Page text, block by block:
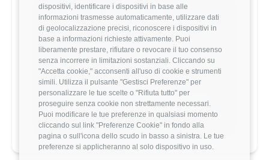
dispositivi, identificare i dispositivi in base alle
informazioni trasmesse automaticamente, utilizzare dati
di geolocalizzazione precisi, riconoscere i dispositivi in
base a informazioni richieste attivamente. Puoi
liberamente prestare, rifiutare o revocare il tuo consenso
senza incorrere in limitazioni sostanziali. Cliccando su
"Accetta cookie," acconsenti all'uso di cookie e strumenti
simili. Utilizza il pulsante "Gestisci Preferenze" per
personalizzare le tue scelte o "Rifiuta tutto" per
proseguire senza cookie non strettamente necessari.
Puoi modificare le tue preferenze in qualsiasi momento
cliccando sul link "Preferenze Cookie" in fondo alla
pagina o sull'icona dello scudo in basso a sinistra. Le tue
preferenze si applicheranno al solo dispositivo in uso.
Vuoi comparare il tuo
stipendio?
Scopri come il tuo stipendio si posiziona
rispetto al mercato con analisi
dettagliate per ruolo, esperienza e
località.
Vai al comparatore completo